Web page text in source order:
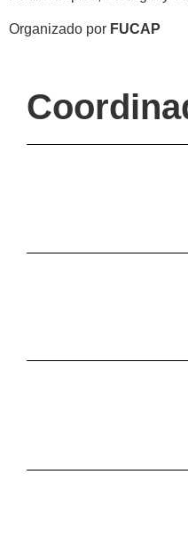
Organizado por FUCAP